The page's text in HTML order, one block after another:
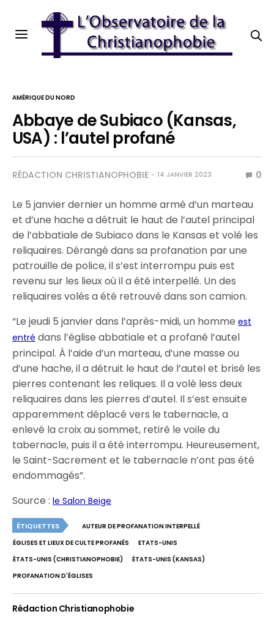
AMÉRIQUE DU NORD
Abbaye de Subiaco (Kansas,
USA) : l’autel profané
RÉDACTION CHRISTIANOPHOBIE 14 JANVIER 2023 0
Le 5 janvier dernier un homme armé d’un marteau
et d’une hache a détruit le haut de l’autel principal
de l’abbatiale de Subiaco dans le Kansas et volé les
reliquaires. Dérangé dans sa profanation par une
patrouille de police, il s’est interrompu puis est
revenu sur les lieux où il a été interpellé. Un des
reliquaires volés a été retrouvé dans son camion.
“Le jeudi 5 janvier dans l’après-midi, un hommeest
entré dans l’église abbatiale et a profané l’autel
principal. À l’aide d’un marteau, d’une masse ou
d’une hache, il a détruit le haut de l’autel et brisé les
pierres contenant les reliques. Il a volé less deux
reliquaires dans les pierres d’autel. Il s’est ensuite
apparemment déplacé vers le tabernacle, a
enlevé la croix au sommet, retiré le voile du
tabernacle, puis il a été interrompu. Heureusement,
le Saint-Sacrement et le tabernacle n’ont pas été
endommagés”.
Source :le Salon Beige
ÉTIQUETTES
AUTEUR DE PROFANATION INTERPELLÉ
ÉGLISES ET LIEUX DE CULTE PROFANÉS
ETATS-UNIS
ÉTATS-UNIS (CHRISTIANOPHOBIE)
ÉTATS-UNIS (KANSAS)
PROFANATION D'ÉGLISES
Rédaction Christianophobie